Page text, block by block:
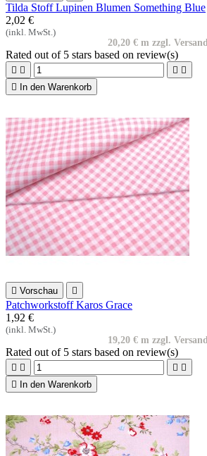
Tilda Stoff Lupinen Blumen Something Blue
2,02 €
(inkl. MwSt.)
20,20 € m zzgl. Versand
Rated out of 5 stars based on review(s)
   

In den Warenkorb
 Vorschau 
Patchworkstoff Karos Grace
1,92 €
(inkl. MwSt.)
19,20 € m zzgl. Versand
Rated out of 5 stars based on review(s)
   

In den Warenkorb